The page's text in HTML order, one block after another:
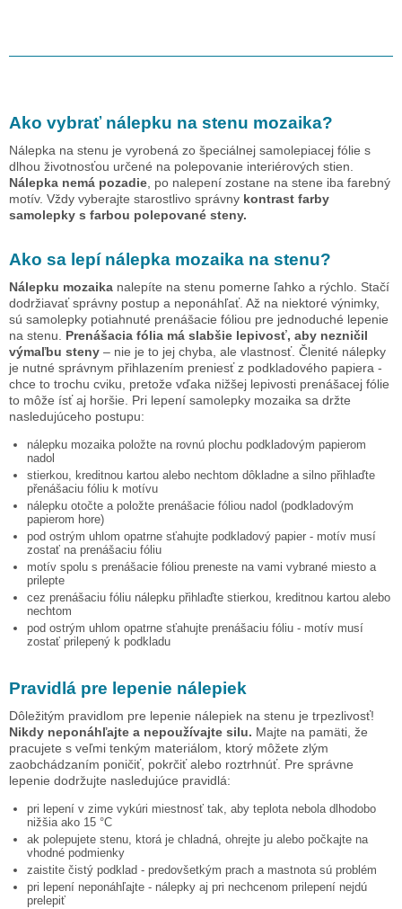
Ako vybrať nálepku na stenu mozaika?
Nálepka na stenu je vyrobená zo špeciálnej samolepiacej fólie s
dlhou životnosťou určené na polepovanie interiérových stien.
Nálepka nemá pozadie , po nalepení zostane na stene iba farebný
motív. Vždy vyberajte starostlivo správny kontrast farby
samolepky s farbou polepované steny.
Ako sa lepí nálepka mozaika na stenu?
Nálepku mozaika nalepíte na stenu pomerne ľahko a rýchlo. Stačí
dodržiavať správny postup a neponáhľať. Až na niektoré výnimky,
sú samolepky potiahnuté prenášacie fóliou pre jednoduché lepenie
na stenu. Prenášacia fólia má slabšie lepivosť, aby nezničil
výmaľbu steny – nie je to jej chyba, ale vlastnosť. Členité nálepky
je nutné správnym přihlazením preniesť z podkladového papiera -
chce to trochu cviku, pretože vďaka nižšej lepivosti prenášacej fólie
to môže ísť aj horšie. Pri lepení samolepky mozaika sa držte
nasledujúceho postupu:
nálepku mozaika položte na rovnú plochu podkladovým papierom
nadol
stierkou, kreditnou kartou alebo nechtom dôkladne a silno přihlaďte
přenášaciu fóliu k motívu
nálepku otočte a položte prenášacie fóliou nadol (podkladovým
papierom hore)
pod ostrým uhlom opatrne sťahujte podkladový papier - motív musí
zostať na prenášaciu fóliu
motív spolu s prenášacie fóliou preneste na vami vybrané miesto a
prilepte
cez prenášaciu fóliu nálepku přihlaďte stierkou, kreditnou kartou alebo
nechtom
pod ostrým uhlom opatrne sťahujte prenášaciu fóliu - motív musí
zostať prilepený k podkladu
Pravidlá pre lepenie nálepiek
Dôležitým pravidlom pre lepenie nálepiek na stenu je trpezlivosť!
Nikdy neponáhľajte a nepoužívajte silu. Majte na pamäti, že
pracujete s veľmi tenkým materiálom, ktorý môžete zlým
zaobchádzaním poničiť, pokrčiť alebo roztrhnúť. Pre správne
lepenie dodržujte nasledujúce pravidlá:
pri lepení v zime vykúri miestnosť tak, aby teplota nebola dlhodobo
nižšia ako 15 °C
ak polepujete stenu, ktorá je chladná, ohrejte ju alebo počkajte na
vhodné podmienky
zaistite čistý podklad - predovšetkým prach a mastnota sú problém
pri lepení neponáhľajte - nálepky aj pri nechcenom prilepení nejdú
prelepiť